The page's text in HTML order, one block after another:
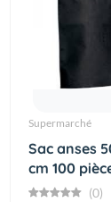
Supermarché
Sac anses
cm 100
(0)